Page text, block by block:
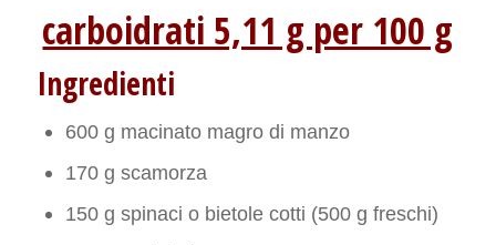
carboidrati 5,11 g per 100 g
Ingredienti
600 g macinato magro di manzo
170 g scamorza
150 g spinaci o bietole cotti (500 g freschi)